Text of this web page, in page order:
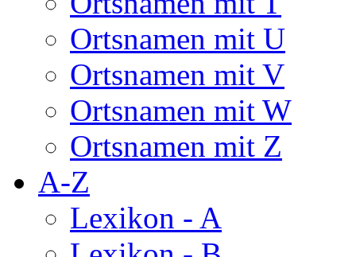
Ortsnamen mit U
Ortsnamen mit V
Ortsnamen mit W
Ortsnamen mit Z
A-Z
Lexikon - A